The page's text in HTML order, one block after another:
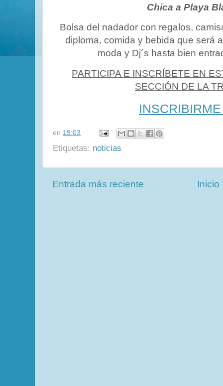
Chica a Playa
Bolsa del nadador con regalos,
diploma, comida y bebida que será
moda y Dj´s hasta bien
PARTICIPA E INSCRÍBETE EN
SECCIÓN DE LA
en 19:03
Etiquetas: noticias
Entrada más reciente Inicio